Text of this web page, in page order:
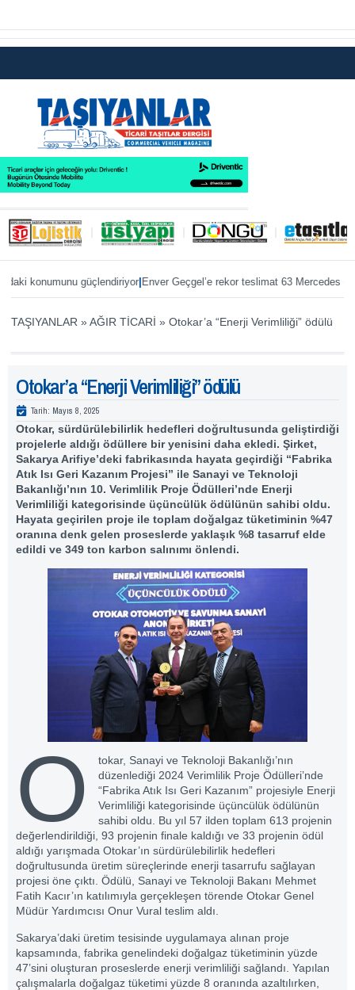
konumunu güçlendiriyor|Enver Geçgel’e rekor teslimat 63 Mercedes otobüs
TAŞIYANLAR »AĞIR TİCARİ » Otokar’a “Enerji Verimliliği” ödülü
Otokar’a “Enerji Verimliliği” ödülü
Tarih: Mayıs 8, 2025
Otokar, sürdürülebilirlik hedefleri doğrultusunda geliştirdiği
projelerle aldığı ödüllere bir yenisini daha ekledi. Şirket,
Sakarya Arifiye’deki fabrikasında hayata geçirdiği “Fabrika
Atık Isı Geri Kazanım Projesi” ile Sanayi ve Teknoloji
Bakanlığı’nın 10. Verimlilik Proje Ödülleri’nde Enerji
Verimliliği kategorisinde üçüncülük ödülünün sahibi oldu.
Hayata geçirilen proje ile toplam doğalgaz tüketiminin %47
oranına denk gelen proseslerde yaklaşık %8 tasarruf elde
edildi ve 349 ton karbon salınımı önlendi.
O
tokar, Sanayi ve Teknoloji Bakanlığı’nın
düzenlediği 2024 Verimlilik Proje Ödülleri’nde
“Fabrika Atık Isı Geri Kazanım” projesiyle Enerji
Verimliliği kategorisinde üçüncülük ödülünün
sahibi oldu. Bu yıl 57 ilden toplam 613 projenin
değerlendirildiği, 93 projenin finale kaldığı ve 33 projenin ödül
aldığı yarışmada Otokar’ın sürdürülebilirlik hedefleri
doğrultusunda üretim süreçlerinde enerji tasarrufu sağlayan
projesi öne çıktı. Ödülü, Sanayi ve Teknoloji Bakanı Mehmet
Fatih Kacır’ın katılımıyla gerçekleşen törende Otokar Genel
Müdür Yardımcısı Onur Vural teslim aldı.
Sakarya’daki üretim tesisinde uygulamaya alınan proje
kapsamında, fabrika genelindeki doğalgaz tüketiminin yüzde
47’sini oluşturan proseslerde enerji verimliliği sağlandı. Yapılan
çalışmalarla doğalgaz tüketimi yüzde 8 oranında azaltılırken,